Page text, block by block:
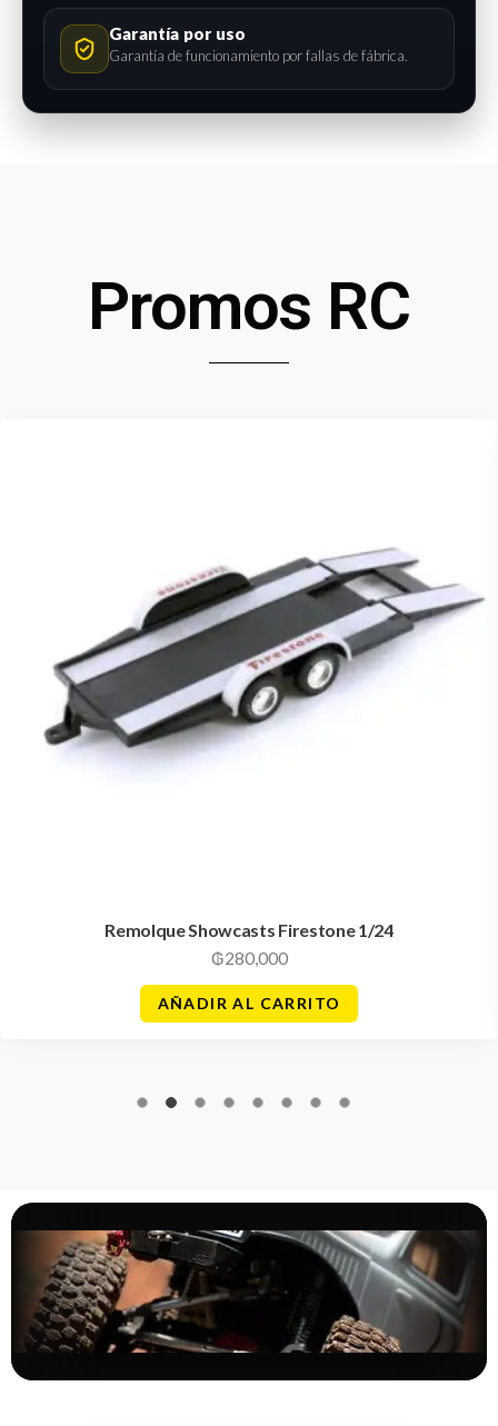
Garantía por uso
Garantía de funcionamiento por fallas de fábrica.
Promos RC
Remolque Showcasts Firestone 1/24
₲280,000
AÑADIR AL CARRITO